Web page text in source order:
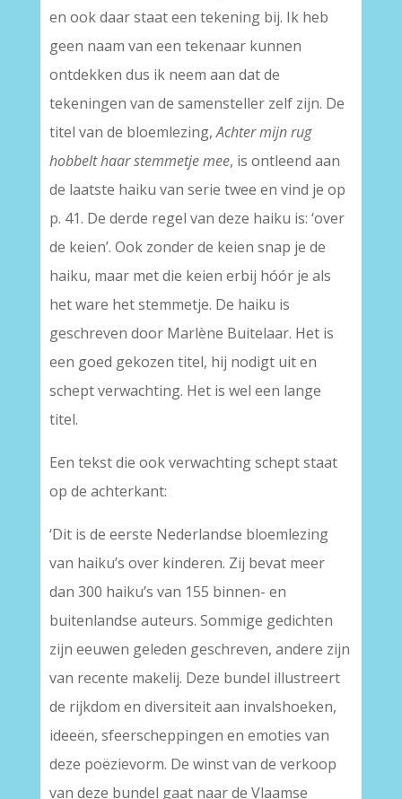
en ook daar staat een tekening bij. Ik heb
geen naam van een tekenaar kunnen
ontdekken dus ik neem aan dat de
tekeningen van de samensteller zelf zijn. De
titel van de bloemlezing,Achter mijn rug
hobbelt haar stemmetje mee, is ontleend aan
de laatste haiku van serie twee en vind je op
p. 41. De derde regel van deze haiku is: ‘over
de keien’. Ook zonder de keien snap je de
haiku, maar met die keien erbij hóór je als
het ware het stemmetje. De haiku is
geschreven door Marlène Buitelaar. Het is
een goed gekozen titel, hij nodigt uit en
schept verwachting. Het is wel een lange
titel.
Een tekst die ook verwachting schept staat
op de achterkant:
‘Dit is de eerste Nederlandse bloemlezing
van haiku’s over kinderen. Zij bevat meer
dan 300 haiku’s van 155 binnen- en
buitenlandse auteurs. Sommige gedichten
zijn eeuwen geleden geschreven, andere zijn
van recente makelij. Deze bundel illustreert
de rijkdom en diversiteit aan invalshoeken,
ideeën, sfeerscheppingen en emoties van
deze poëzievorm. De winst van de verkoop
van deze bundel gaat naar de Vlaamse